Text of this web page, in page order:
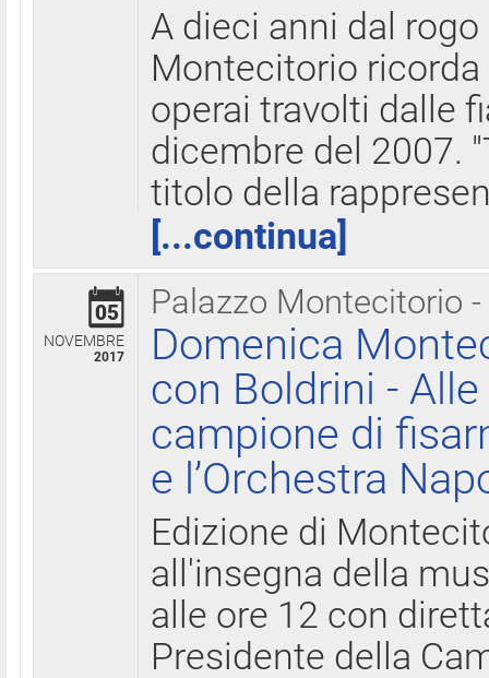
A dieci anni dal
Montecitorio
operai travolti dalle
dicembre del 2007.
titolo della
[...continua]
Palazzo Montecitorio
05
NOVEMBRE
2017
Domenica
con Boldrini -
campione di
e l’Orchestra
Edizione di
all'insegna della
alle ore 12 con
Presidente della